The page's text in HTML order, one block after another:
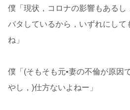
僕「現状，コロナの影響もあるし
バタしているから，いずれにして
ね」
僕「(そもそも元•妻の不倫が原因
やし，)仕方ないよねー」